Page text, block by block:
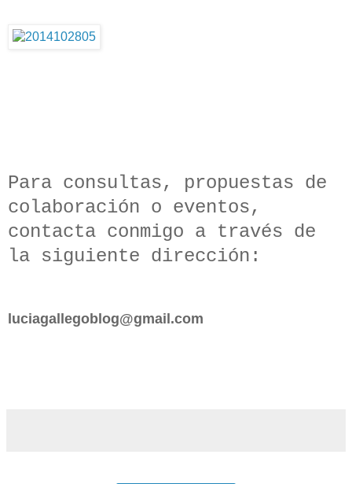
Para consultas, propuestas de
colaboración o eventos,
contacta conmigo a través de
la siguiente dirección:
luciagallegoblog@gmail.com